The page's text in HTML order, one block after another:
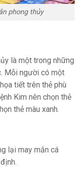
phong thủy
là một trong những
Mỗi người có một
tiết trên thẻ phù
Kim nên chọn thẻ
thẻ màu xanh.
lại may mắn cá